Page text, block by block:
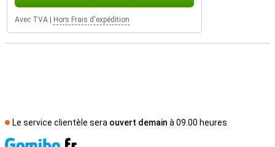
Avec TVA Hors Frais d'expédition
Le service clientèle sera ouvert demain à 09.00 heures